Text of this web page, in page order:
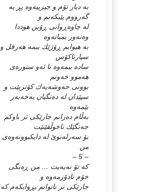
به‌ دیار تۆم و جیرییه‌وه‌ پڕ به‌
گه‌رووم پێبكه‌نم و
له‌ چاوه‌ڕوانی ڕۆبن هوددا
وه‌نه‌وز بمباته‌وه‌
به‌ هیوابم ڕۆژێك ببمه‌ هه‌رقل و
سپارتاكۆس
ساده‌ ببمه‌وه‌ تا ئه‌و سنوره‌ی
هه‌موو خه‌ونم
بوونی حه‌وشه‌یه‌ك كۆتربێت و
سپێدان له‌ ده‌نگیان به‌خه‌به‌ر
بێمه‌وه‌
به‌ڵام ده‌زانم جارێكی تر باوكم
جه‌نگێك ناخوڵقێنێت
بۆ سه‌رله‌نوێ‌ له‌ دایكبوونه‌وه‌ی
من
– 5 –
كه‌ تۆ نه‌یه‌یت … من ڕه‌نگی
خۆم نادۆزمه‌وه‌ و
جارێكی تر ناتوانم بڕوابكه‌م كه‌